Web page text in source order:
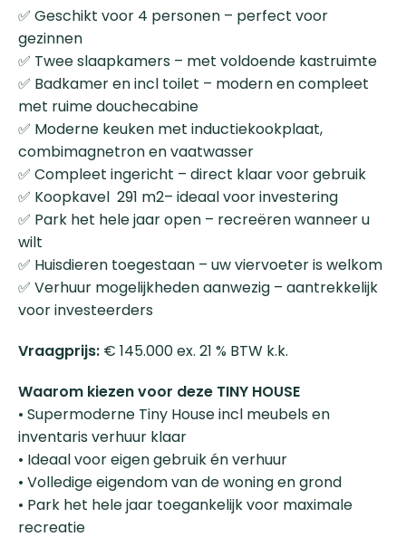
✅ Geschikt voor 4 personen – perfect voor
gezinnen
✅ Twee slaapkamers – met voldoende kastruimte
✅ Badkamer en incl toilet – modern en compleet
met ruime douchecabine
✅ Moderne keuken met inductiekookplaat,
combimagnetron en vaatwasser
✅ Compleet ingericht – direct klaar voor gebruik
✅ Koopkavel 291 m2– ideaal voor investering
✅ Park het hele jaar open – recreëren wanneer u
wilt
✅ Huisdieren toegestaan – uw viervoeter is welkom
✅ Verhuur mogelijkheden aanwezig – aantrekkelijk
voor investeerders
Vraagprijs: € 145.000 ex. 21 % BTW k.k.
Waarom kiezen voor deze TINY HOUSE
• Supermoderne Tiny House incl meubels en
inventaris verhuur klaar
• Ideaal voor eigen gebruik én verhuur
• Volledige eigendom van de woning en grond
• Park het hele jaar toegankelijk voor maximale
recreatie